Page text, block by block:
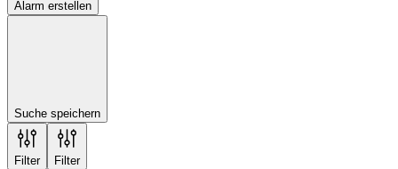
Alarm erstellen
Suche speichern
Filter Filter